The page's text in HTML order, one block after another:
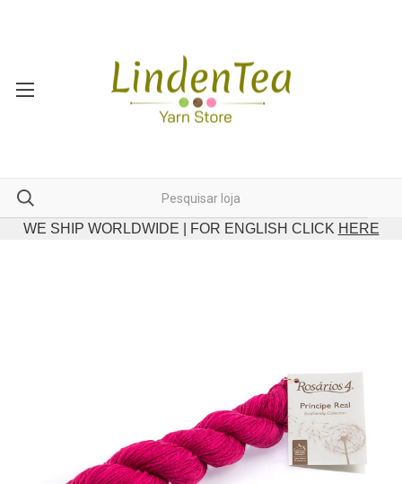
WE SHIP WORLDWIDE | FOR ENGLISH CLICK HERE